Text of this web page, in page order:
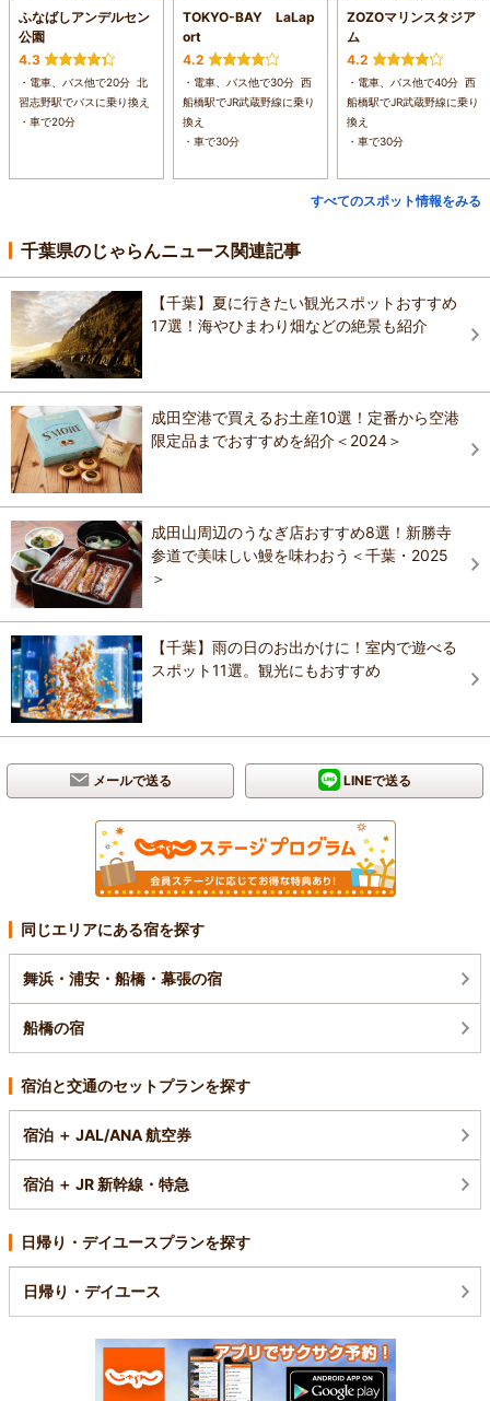
ふなばしアンデルセン
公園
4.3
・電車、バス他で20分 北
習志野駅でバスに乗り換え
・車で20分
TOKYO-BAY LaLap
ort
4.2
・電車、バス他で30分 西
船橋駅でJR武蔵野線に乗り
換え
・車で30分
ZOZOマリンスタジア
ム
4.2
・電車、バス他で40分 西
船橋駅でJR武蔵野線に乗り
換え
・車で30分
すべてのスポット情報をみる
千葉県のじゃらんニュース関連記事
【千葉】夏に行きたい観光スポットおすすめ
17選！海やひまわり畑などの絶景も紹介
成田空港で買えるお土産10選！定番から空港
限定品までおすすめを紹介＜2024＞
成田山周辺のうなぎ店おすすめ8選！新勝寺
参道で美味しい鰻を味わおう＜千葉・2025
＞
【千葉】雨の日のお出かけに！室内で遊べる
スポット11選。観光にもおすすめ
メールで送る LINEで送る
同じエリアにある宿を探す
舞浜・浦安・船橋・幕張の宿
船橋の宿
宿泊と交通のセットプランを探す
宿泊 ＋ JAL/ANA 航空券
宿泊 ＋ JR 新幹線・特急
日帰り・デイユースプランを探す
日帰り・デイユース